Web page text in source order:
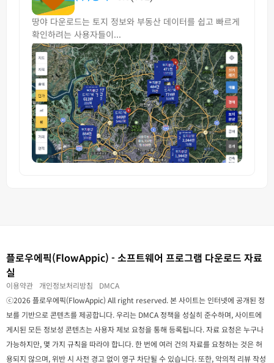
땅야 다운로드는 토지 정보와 부동산 데이터를 쉽고 빠르게
확인하려는 사용자들이...
플로우에픽(FlowAppic) - 소프트웨어 프로그램 다운로드 자료
실
이용약관 개인정보처리방침
DMCA
ⓒ2026 플로우에픽(FlowAppic) All right reserved. 본 사이트는 인터넷에 공개된 정
보를 기반으로 콘텐츠를 제공합니다. 우리는 DMCA 정책을 성실히 준수하며, 사이트에
게시된 모든 정보성 콘텐츠는 사용자 제보 요청을 통해 등록됩니다. 자료 요청은 누구나
가능하지만, 몇 가지 규칙을 따라야 합니다. 한 번에 여러 건의 자료를 요청하는 것은 허
용되지 않으며, 위반 시 사전 경고 없이 영구 차단될 수 있습니다. 또한, 악의적 리뷰 작성